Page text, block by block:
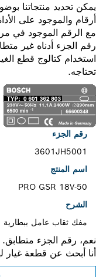
تحديد منتجاتنا
والموجود على
الرقم الموجود في مربع
الجزء أدناه غير
كتالوج قطع
رقم الجزء
3601JH5001
اسم المنتج
PRO GSR 18V-50
الشرح
مفك ثقاب عامل ببطارية
رقم الجزء متطابق.
أبحث عن قطعة غيار